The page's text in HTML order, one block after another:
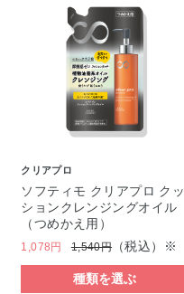
クリアプロ
ソフティモ クリアプロ クッ
ションクレンジングオイル
（つめかえ用）
1,078円 1,540円 （税込）※
種類を選ぶ